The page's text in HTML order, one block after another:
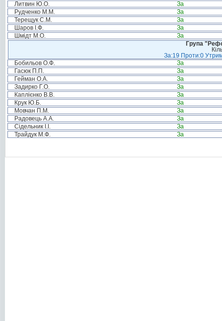
Литвин Ю.О.
За
Рудченко М.М.
За
Терещук С.М.
За
Шаров І.Ф.
За
Шмідт М.О.
За
Група
За:19 Проти:0
Бобильов О.Ф.
За
Гасюк П.П.
За
Гейман О.А.
За
Задирко Г.О.
За
Каплієнко В.В.
За
Крук Ю.Б.
За
Мовчан П.М.
За
Радовець А.А.
За
Сідельник І.І.
За
Трайдук М.Ф.
За